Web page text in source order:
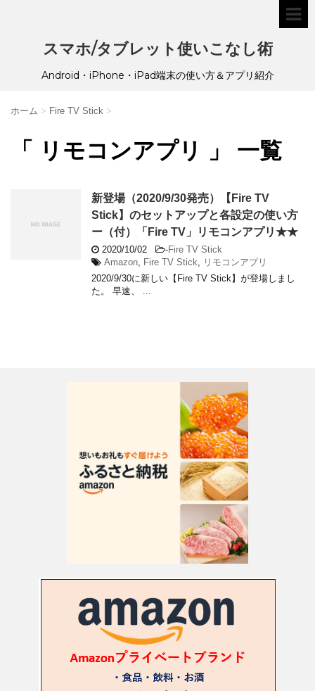
スマホ/タブレット使いこなし術
Android・iPhone・iPad端末の使い方＆アプリ紹介
ホーム > Fire TV Stick >
「 リモコンアプリ 」 一覧
新登場（2020/9/30発売）【Fire TV
Stick】のセットアップと各設定の使い方
ー（付）「Fire TV」リモコンアプリ★★
2020/10/02 -Fire TV Stick
Amazon
Fire TV Stick
リモコンアプリ
2020/9/30に新しい【Fire TV Stick】が登場しまし
た。 早速、 ...